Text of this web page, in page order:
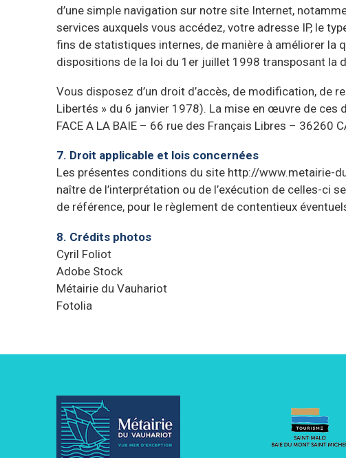
d’une simple navigation sur notre site Internet,
services auxquels vous accédez, votre adresse IP, le
fins de statistiques internes, de manière à améliorer la
dispositions de la loi du 1er juillet 1998 transposant la
Vous disposez d’un droit d’accès, de modification,
Libertés » du 6 janvier 1978). La mise en œuvre de ces
FACE A LA BAIE – 66 rue des Français Libres – 36260
7. Droit applicable et lois concernées
Les présentes conditions du site http://www.metairie-
naître de l’interprétation ou de l’exécution de celles-ci
de référence, pour le règlement de contentieux
8. Crédits photos
Cyril Foliot
Adobe Stock
Métairie du Vauhariot
Fotolia